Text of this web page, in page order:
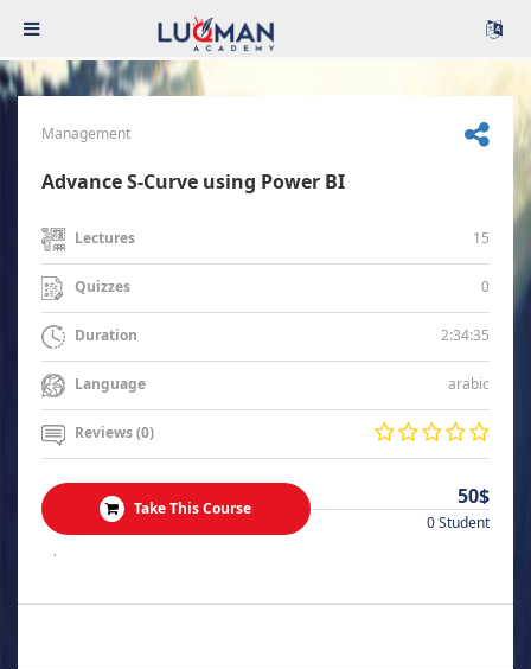
Management
Advance S-Curve using Power BI
Lectures 15
Quizzes 0
Duration 2:34:35
Language arabic
Reviews (0)
Take This Course 50$
0 Student
.